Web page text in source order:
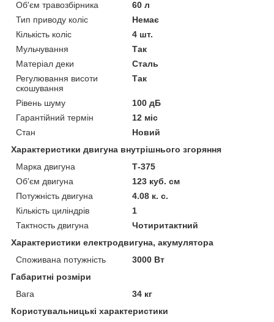
Об'єм травозбірника
60 л
Тип приводу коліс
Немає
Кількість коліс
4 шт.
Мульчування
Так
Матеріал деки
Сталь
Регулювання висоти
скошування
Так
Рівень шуму
100 дБ
Гарантійний термін
12 міс
Стан
Новий
Характеристики двигуна внутрішнього згоряння
Марка двигуна
Т-375
Об'єм двигуна
123 куб. см
Потужність двигуна
4.08 к. с.
Кількість циліндрів
1
Тактность двигуна
Чотиритактний
Характеристики електродвигуна, акумулятора
Споживана потужність
3000 Вт
Габаритні розміри
Вага
34 кг
Користувальницькі характеристики